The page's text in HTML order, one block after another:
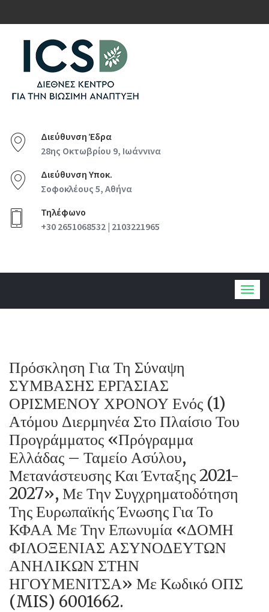
Διεύθυνση Έδρα
28ης Οκτωβρίου 9, Ιωάννινα
Διεύθυνση Υποκ.
Σοφοκλέους 5, Αθήνα
Τηλέφωνο
+30 2651068532 | 2103221965
Πρόσκληση Για Τη Σύναψη
ΣΥΜΒΑΣΗΣ ΕΡΓΑΣΙΑΣ
ΟΡΙΣΜΕΝΟΥ ΧΡΟΝΟΥ Ενός (1)
Ατόμου Διερμηνέα Στο Πλαίσιο Του
Προγράμματος «Πρόγραμμα
Ελλάδας – Ταμείο Ασύλου,
Μετανάστευσης Και Ένταξης 2021-
2027», Με Την Συγχρηματοδότηση
Της Ευρωπαϊκής Ένωσης Για Το
ΚΦΑΑ Με Την Επωνυμία «ΔΟΜΗ
ΦΙΛΟΞΕΝΙΑΣ ΑΣΥΝΟΔΕΥΤΩΝ
ΑΝΗΛΙΚΩΝ ΣΤΗΝ
ΗΓΟΥΜΕΝΙΤΣΑ» Με Κωδικό ΟΠΣ
(MIS) 6001662.